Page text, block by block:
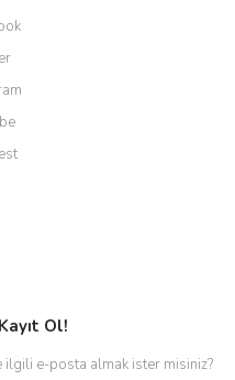
Ol!
ilgili e-posta almak ister misiniz?